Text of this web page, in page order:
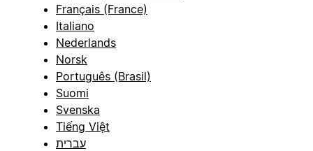
Français (France)
Italiano
Nederlands
Norsk
Português (Brasil)
Suomi
Svenska
Tiếng Việt
עברית